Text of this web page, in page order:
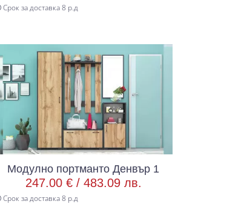
Срок за доставка 8 р.д
Модулно портманто Денвър 1
247.00 € / 483.09 лв.
Срок за доставка 8 р.д